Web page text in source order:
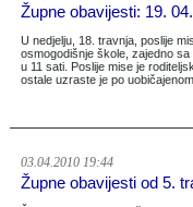
Župne obavijesti: 19.
U nedjelju, 18. travnja, poslije
osmogodišnje škole, zajedno
u 11 sati. Poslije mise je
ostale uzraste je po
03.04.2010 19:44
Župne obavijesti od 5.